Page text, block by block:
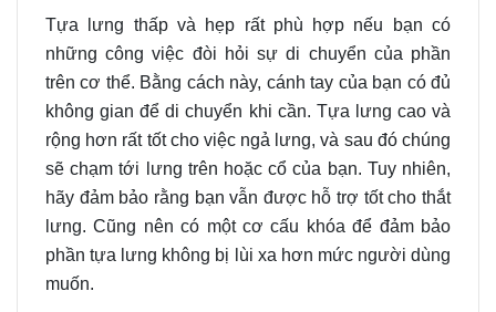
Tựa lưng thấp và hẹp rất phù hợp nếu bạn có
những công việc đòi hỏi sự di chuyển của phần
trên cơ thể. Bằng cách này, cánh tay của bạn có đủ
không gian để di chuyển khi cần. Tựa lưng cao và
rộng hơn rất tốt cho việc ngả lưng, và sau đó chúng
sẽ chạm tới lưng trên hoặc cổ của bạn. Tuy nhiên,
hãy đảm bảo rằng bạn vẫn được hỗ trợ tốt cho thắt
lưng. Cũng nên có một cơ cấu khóa để đảm bảo
phần tựa lưng không bị lùi xa hơn mức người dùng
muốn.